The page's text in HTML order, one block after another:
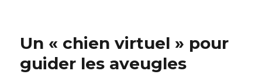
Un « chien virtuel » pour
guider les aveugles